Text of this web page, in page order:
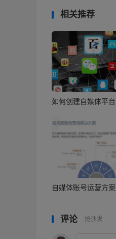
相关推荐
如何创建自媒体平台
自媒体账号运营方案
评论 抢沙发